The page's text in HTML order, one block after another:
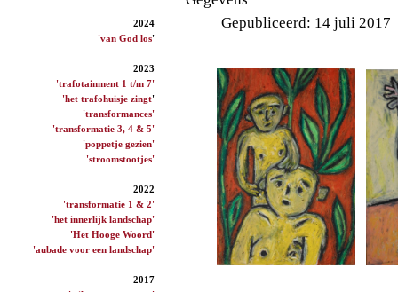
2024
'van God los'
2023
'trafotainment 1 t/m 7'
'het trafohuisje zingt'
'transformances'
'transformatie 3, 4 & 5'
'poppetje gezien'
'stroomstootjes'
2022
'transformatie 1 & 2'
'het innerlijk landschap'
'Het Hooge Woord'
'aubade voor een landschap'
2017
Gepubliceerd: 14 juli 2017